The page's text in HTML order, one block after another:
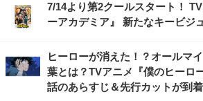
7/14より第2クールスタート！
ーアカデミア』 新たなキービジ
ヒーローが消えた！？オールマ
葉とは？TVアニメ『僕のヒーロ
話のあらすじ＆先行カットが到着